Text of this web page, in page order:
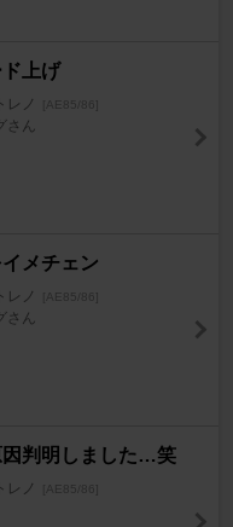
上げ
レノ [AE85/86]
さん
イメチェン
レノ [AE85/86]
さん
因判明しました…笑
レノ [AE85/86]